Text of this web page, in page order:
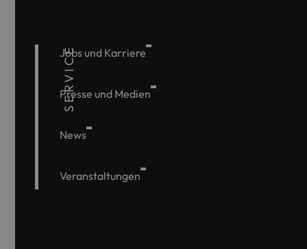
SERVICE
Jobs und Karriere
Presse und Medien
News
Veranstaltungen